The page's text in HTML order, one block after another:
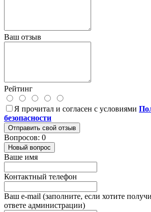
Ваш отзыв
Рейтинг
Я прочитал и согласен с условиями
безопасности
Отправить свой отзыв
Вопросов: 0
Новый вопрос
Ваше имя
Контактный телефон
Ваш e-mail (заполните, если хотите
ответе администрации)